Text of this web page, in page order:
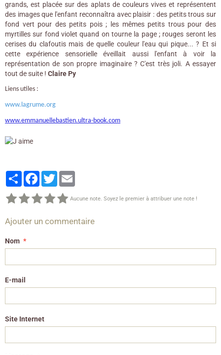
grands, est placée sur des aplats de couleurs vives et représentent
des images que l'enfant reconnaîtra avec plaisir : des petits trous sur
fond vert pour des petits pois ; les mêmes petits trous pour des
myrtilles sur fond violet quand on tourne la page ; rouges seront les
cerises du clafoutis mais de quelle couleur l'eau qui pique... ? Et si
cette expérience sensorielle éveillait aussi l'enfant à voir la
représentation de son propre imaginaire ? C'est très joli. A essayer
tout de suite ! Claire Py
Liens utiles :
www.lagrume.org
www.emmanuellebastien.ultra-book.com
PartagerFacebook
Twitter
Aucune note. Soyez le premier à attribuer une note !
Ajouter un commentaire
Nom
E-mail
Site Internet